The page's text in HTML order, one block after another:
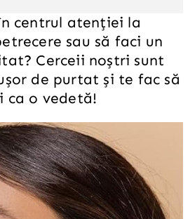
centrul atenției la
sau să faci un
Cerceii noștri sunt
de purtat și te fac să
ca o vedetă!